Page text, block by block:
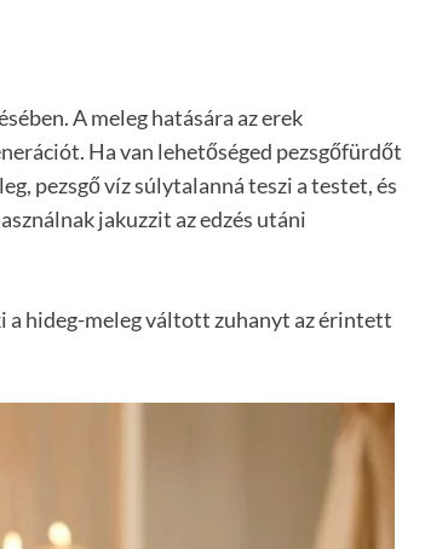
A meleg hatására az erek
Ha van lehetőséged pezsgőfürdőt
pezsgő víz súlytalanná teszi a testet, és
jakuzzit az edzés utáni
a hideg-meleg váltott zuhanyt az érintett